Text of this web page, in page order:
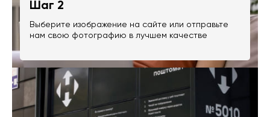
Шаг 2
Выберите изображение на сайте или отправьте
нам свою фотографию в лучшем качестве